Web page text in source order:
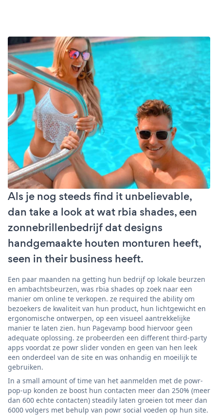
Als je nog steeds find it unbelievable,
dan take a look at wat rbia shades, een
zonnebrillenbedrijf dat designs
handgemaakte houten monturen heeft,
seen in their business heeft.
Een paar maanden na getting hun bedrijf op lokale beurzen
en ambachtsbeurzen, was rbia shades op zoek naar een
manier om online te verkopen. ze required the ability om
bezoekers de kwaliteit van hun product, hun lichtgewicht en
ergonomische ontwerpen, op een visueel aantrekkelijke
manier te laten zien. hun Pagevamp bood hiervoor geen
adequate oplossing. ze probeerden een different third-party
apps voordat ze powr slider vonden en geen van hen leek
een onderdeel van de site en was onhandig en moeilijk te
gebruiken.
In a small amount of time van het aanmelden met de powr-
pop-up konden ze boost hun contacten meer dan 250% (meer
dan 600 echte contacten) steadily laten groeien tot meer dan
6000 volgers met behulp van powr social voeden op hun site.